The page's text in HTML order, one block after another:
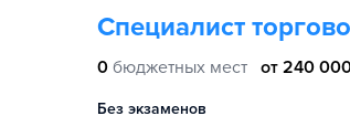
Специалист
0 бюджетных мест от 240
Без экзаменов